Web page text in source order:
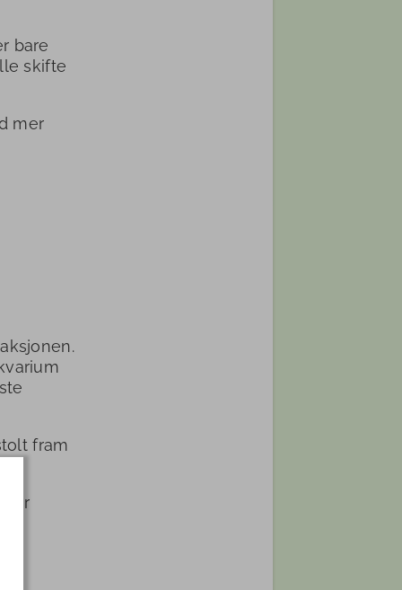
bare
skifte
mer
fram
var